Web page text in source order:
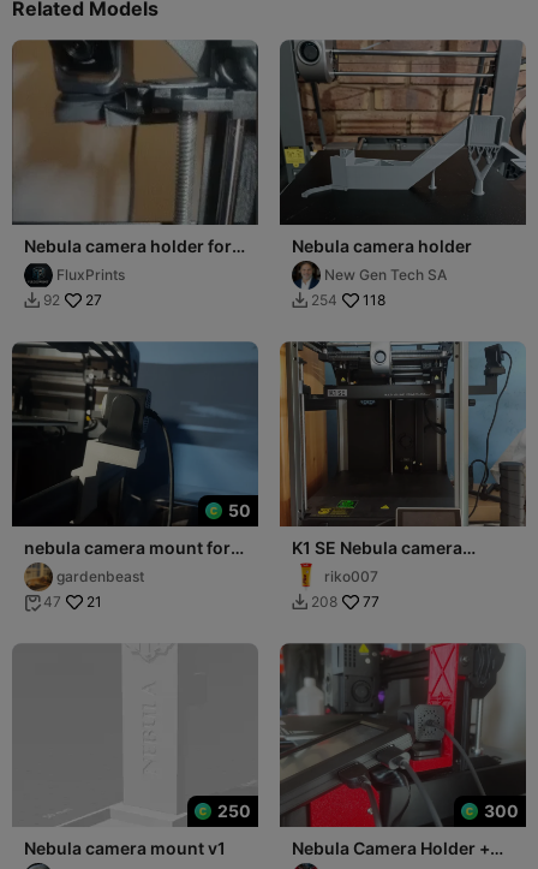
Related Models
Nebula camera holder for
K1SEFluxPrints
 92 27
Nebula camera holder
New Gen Tech SA
 254 118
50
nebula camera mount for
K1 SEgardenbeast
 47 21
K1 SE Nebula camera
holderriko007
 208 77
250
Nebula camera mount v1
300
Nebula Camera Holder +